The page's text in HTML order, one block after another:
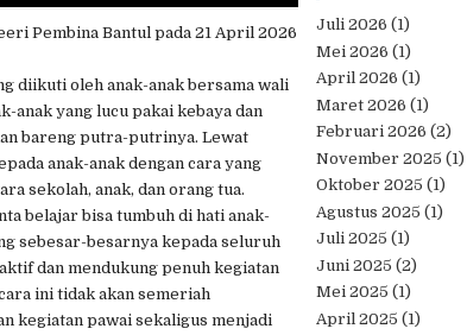
Pembina Bantul pada 21 April 2026
diikuti oleh anak-anak bersama wali
anak yang lucu pakai kebaya dan
bareng putra-putrinya. Lewat
anak-anak dengan cara yang
sekolah, anak, dan orang tua.
belajar bisa tumbuh di hati anak-
sebesar-besarnya kepada seluruh
dan mendukung penuh kegiatan
ini tidak akan semeriah
kegiatan pawai sekaligus menjadi
Juli 2026 (1)
Mei 2026 (1)
April 2026 (1)
Maret 2026 (1)
Februari 2026 (2)
November 2025 (1)
Oktober 2025 (1)
Agustus 2025 (1)
Juli 2025 (1)
Juni 2025 (2)
Mei 2025 (1)
April 2025 (1)